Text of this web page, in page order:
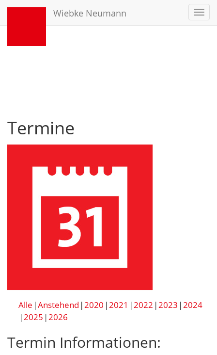
Wiebke Neumann
Termine
Alle Anstehend 2020 2021 2022 2023 2024
2025 2026
Termin Informationen: